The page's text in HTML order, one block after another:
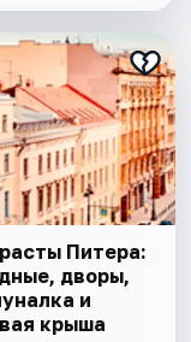
Питера:
дворы,
и
крыша